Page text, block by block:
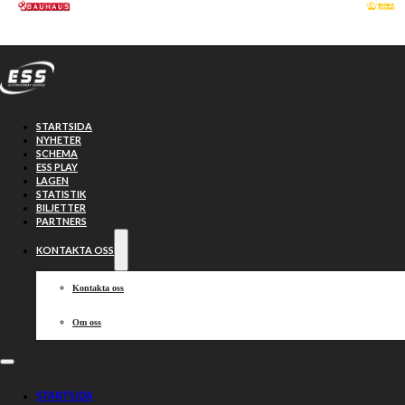
Hoppa till huvudinnehåll
STARTSIDA
NYHETER
SCHEMA
ESS PLAY
LAGEN
STATISTIK
BILJETTER
PARTNERS
KONTAKTA OSS
Kontakta oss
Om oss
STARTSIDA
Fullspäckad